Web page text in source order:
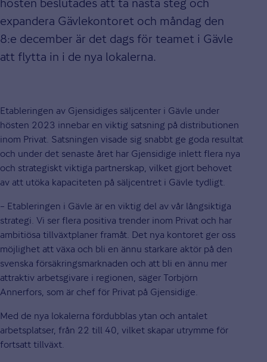
hösten beslutades att ta nästa steg och
expandera Gävlekontoret och måndag den
8:e december är det dags för teamet i Gävle
att flytta in i de nya lokalerna.
Etableringen av Gjensidiges säljcenter i Gävle under
hösten 2023 innebar en viktig satsning på distributionen
inom Privat. Satsningen visade sig snabbt ge goda resultat
och under det senaste året har Gjensidige inlett flera nya
och strategiskt viktiga partnerskap, vilket gjort behovet
av att utöka kapaciteten på säljcentret i Gävle tydligt.
– Etableringen i Gävle är en viktig del av vår långsiktiga
strategi. Vi ser flera positiva trender inom Privat och har
ambitiösa tillväxtplaner framåt. Det nya kontoret ger oss
möjlighet att växa och bli en ännu starkare aktör på den
svenska försäkringsmarknaden och att bli en ännu mer
attraktiv arbetsgivare i regionen, säger Torbjörn
Annerfors, som är chef för Privat på Gjensidige.
Med de nya lokalerna fördubblas ytan och antalet
arbetsplatser, från 22 till 40, vilket skapar utrymme för
fortsatt tillväxt.